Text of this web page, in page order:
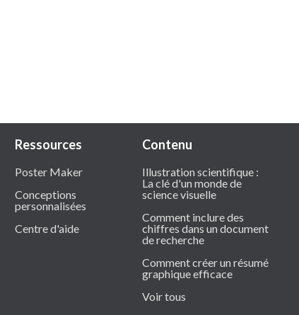
Ressources
Poster Maker
Conceptions
personnalisées
Centre d'aide
Contenu
Illustration scientifique :
La clé d'un monde de
science visuelle
Comment inclure des
chiffres dans un document
de recherche
Comment créer un résumé
graphique efficace
Voir tous